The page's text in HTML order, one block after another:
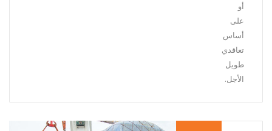
أو
على
أساس
تعاقدي
طويل
الأجل.